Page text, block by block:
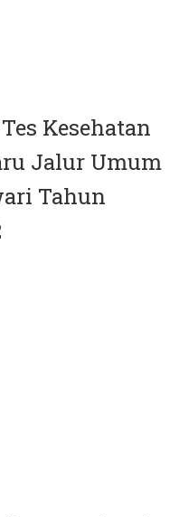
Kesehatan
Jalur Umum
Tahun